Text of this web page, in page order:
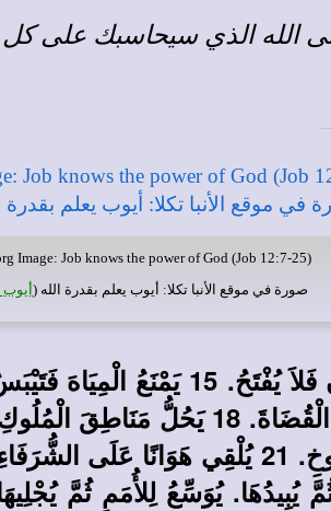
الله الذي سيحاسبك على كل
Image: Job knows the power of God (Job 12:7-25)
صورة في موقع الأنبا تكلا: أيوب يعلم بقدرة الله (أيوب 12: 7-25
«عِنْدَهُ الْحِكْمَةُ وَالْقُدْرَةُ. لَهُ الْمَشُورَةُ وَالْفِطْنَةُ. 14 هُوَذَا يَهْدِمُ فَلاَ
الأَرْضَ. 16 عِنْدَهُ الْعِزُّ وَالْفَهْمُ. لَهُ الْمُضِلُّ وَالْمُضَلُّ. 17 يَذْهَبُ
بِوِثَاق. 19 يَذْهَبُ بِالْكَهَنَةِ أَسْرَى، وَيَقْلِبُ الأَقْوِيَاءَ. 20 يَقْطَعُ كَلاَمَ الأُمَنَاءِ،